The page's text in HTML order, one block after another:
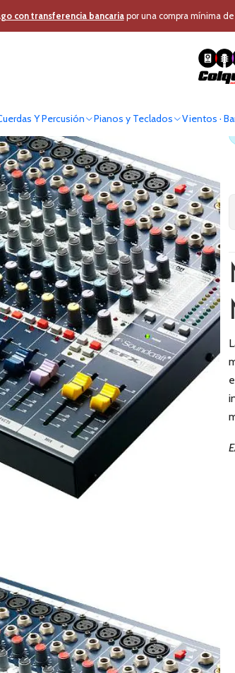
Y Percusión Pianos y Teclados Vientos ·
con transferencia bancariapor una compra mínima
Estudio y Audio Pro Audio Profesional Mixer -